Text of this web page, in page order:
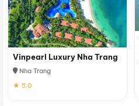
Vinpearl Luxury Nha Trang
Nha Trang
★ 5.0